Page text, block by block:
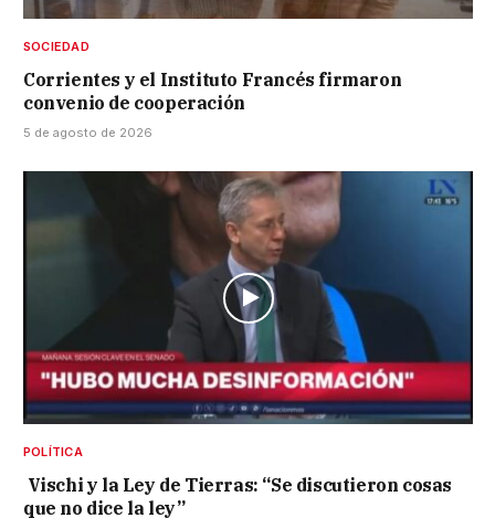
SOCIEDAD
Corrientes y el Instituto Francés firmaron
convenio de cooperación
5 de agosto de 2026
POLÍTICA
Vischi y la Ley de Tierras: “Se discutieron cosas
que no dice la ley”